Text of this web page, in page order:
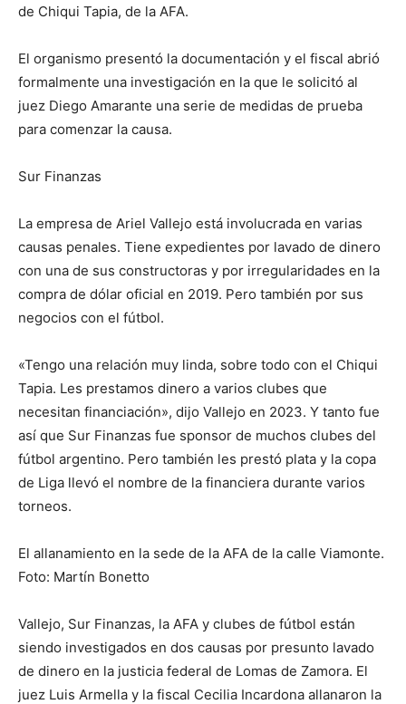
de Chiqui Tapia, de la AFA.
El organismo presentó la documentación y el fiscal abrió
formalmente una investigación en la que le solicitó al
juez Diego Amarante una serie de medidas de prueba
para comenzar la causa.
Sur Finanzas
La empresa de Ariel Vallejo está involucrada en varias
causas penales. Tiene expedientes por lavado de dinero
con una de sus constructoras y por irregularidades en la
compra de dólar oficial en 2019. Pero también por sus
negocios con el fútbol.
«Tengo una relación muy linda, sobre todo con el Chiqui
Tapia. Les prestamos dinero a varios clubes que
necesitan financiación», dijo Vallejo en 2023. Y tanto fue
así que Sur Finanzas fue sponsor de muchos clubes del
fútbol argentino. Pero también les prestó plata y la copa
de Liga llevó el nombre de la financiera durante varios
torneos.
El allanamiento en la sede de la AFA de la calle Viamonte.
Foto: Martín Bonetto
Vallejo, Sur Finanzas, la AFA y clubes de fútbol están
siendo investigados en dos causas por presunto lavado
de dinero en la justicia federal de Lomas de Zamora. El
juez Luis Armella y la fiscal Cecilia Incardona allanaron la